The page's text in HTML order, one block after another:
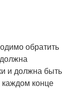
обратить
и должна быть
каждом конце